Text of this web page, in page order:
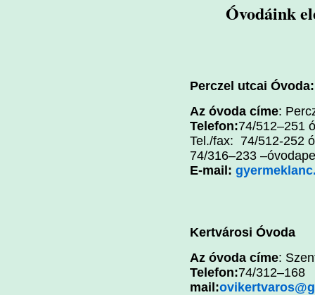
Óvodáink
Perczel utcai Óvoda:
Az óvoda címe:
Telefon:74/512–251
Tel./fax: 74/512-252
74/316–233
E-mail:
Kertvárosi Óvoda
Az óvoda címe:
Telefon:74/
mail: